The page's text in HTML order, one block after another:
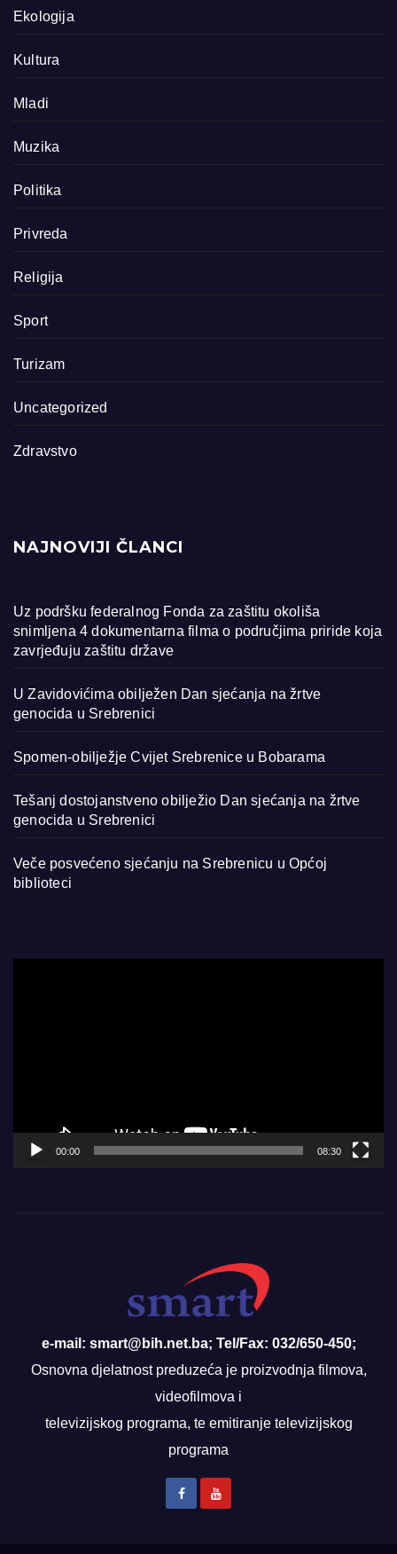
Ekologija
Kultura
Mladi
Muzika
Politika
Privreda
Religija
Sport
Turizam
Uncategorized
Zdravstvo
NAJNOVIJI ČLANCI
Uz podršku federalnog Fonda za zaštitu okoliša
snimljena 4 dokumentarna filma o područjima priride koja
zavrjeđuju zaštitu države
U Zavidovićima obilježen Dan sjećanja na žrtve
genocida u Srebrenici
Spomen-obilježje Cvijet Srebrenice u Bobarama
Tešanj dostojanstveno obilježio Dan sjećanja na žrtve
genocida u Srebrenici
Veče posvećeno sjećanju na Srebrenicu u Općoj
biblioteci
00:00 08:30
e-mail: smart@bih.net.ba; Tel/Fax: 032/650-450;
Osnovna djelatnost preduzeća je proizvodnja filmova,
videofilmova i
televizijskog programa, te emitiranje televizijskog
programa